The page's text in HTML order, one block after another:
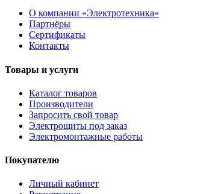
О компании «Электротехника»
Партнёры
Сертификаты
Контакты
Товары и услуги
Каталог товаров
Производители
Запросить свой товар
Электрощиты под заказ
Электромонтажные работы
Покупателю
Личный кабинет